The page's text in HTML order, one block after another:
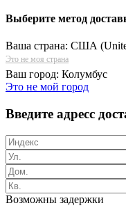
Выберите метод
Ваша страна: США
Это не моя страна
Ваш город: Колумбус
Это не мой город
Введите адресс
Возможны задержки